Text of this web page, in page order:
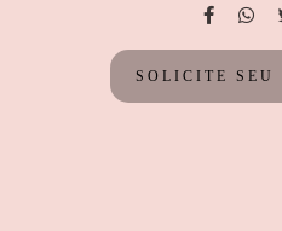
SOLICITE SEU